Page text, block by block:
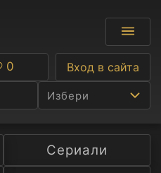
Избери
Ф
Любими
0 Вход в сайта
Сериали